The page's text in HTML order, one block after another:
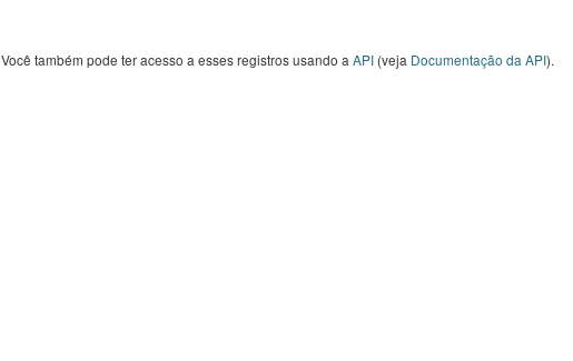
Você também pode ter acesso a esses registros usando a API (veja Documentação da API).